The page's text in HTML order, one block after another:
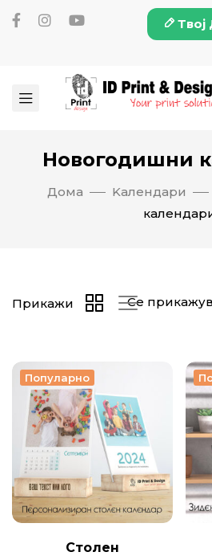
Твој
Новогодишни
Дома Kалендари
Се
Прикажи
Популарно
Столен